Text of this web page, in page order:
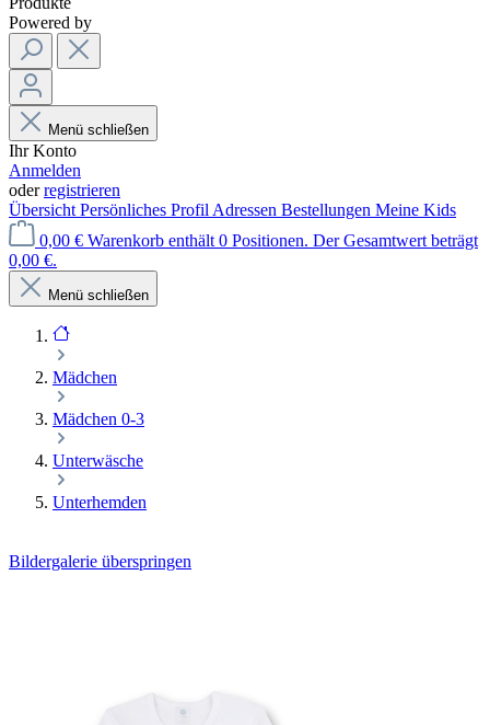
Powered by
Menü schließen
Ihr Konto
Anmelden
oderregistrieren
Übersicht Persönliches Profil Adressen Bestellungen Meine Kids
0,00 € Warenkorb enthält 0 Positionen. Der Gesamtwert beträgt
0,00 €.
Menü schließen
Mädchen
Mädchen 0-3
Unterwäsche
Unterhemden
Bildergalerie überspringen